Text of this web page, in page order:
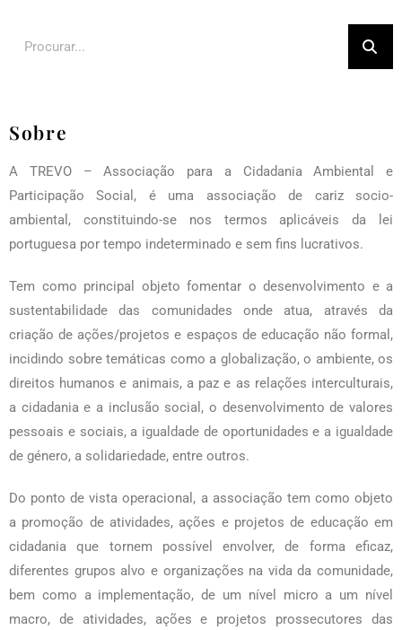
Sobre
A TREVO – Associação para a Cidadania Ambiental e
Participação Social, é uma associação de cariz socio-
ambiental, constituindo-se nos termos aplicáveis da lei
portuguesa por tempo indeterminado e sem fins lucrativos.
Tem como principal objeto fomentar o desenvolvimento e a
sustentabilidade das comunidades onde atua, através da
criação de ações/projetos e espaços de educação não formal,
incidindo sobre temáticas como a globalização, o ambiente, os
direitos humanos e animais, a paz e as relações interculturais,
a cidadania e a inclusão social, o desenvolvimento de valores
pessoais e sociais, a igualdade de oportunidades e a igualdade
de género, a solidariedade, entre outros.
Do ponto de vista operacional, a associação tem como objeto
a promoção de atividades, ações e projetos de educação em
cidadania que tornem possível envolver, de forma eficaz,
diferentes grupos alvo e organizações na vida da comunidade,
bem como a implementação, de um nível micro a um nível
macro, de atividades, ações e projetos prossecutores das